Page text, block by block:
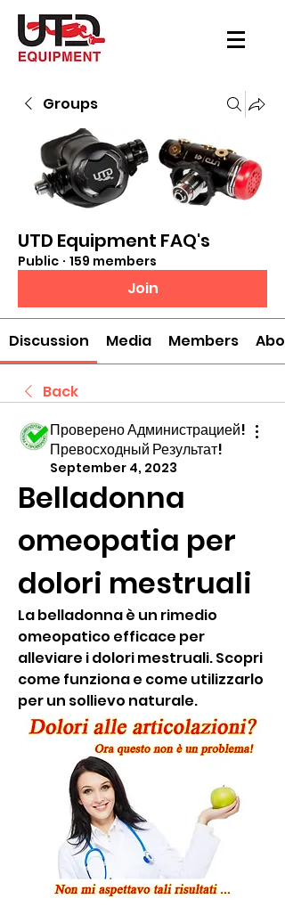
Groups
UTD Equipment FAQ's
Public · 159 members
Join
Discussion Media Members
Back
Проверено Администрацией!
Превосходный Результат!
September 4, 2023
Belladonna
omeopatia per
dolori mestruali
La belladonna è un rimedio
omeopatico efficace per
alleviare i dolori mestruali. Scopri
come funziona e come utilizzarlo
per un sollievo naturale.